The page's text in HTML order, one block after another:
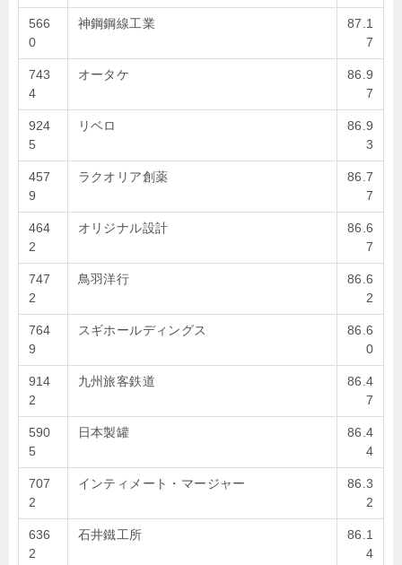
566
0
神鋼鋼線工業
87.1
7
743
4
オータケ
86.9
7
924
5
リベロ
86.9
3
457
9
ラクオリア創薬
86.7
7
464
2
オリジナル設計
86.6
7
747
2
鳥羽洋行
86.6
2
764
9
スギホールディングス
86.6
0
914
2
九州旅客鉄道
86.4
7
590
5
日本製罐
86.4
4
707
2
インティメート・マージャー
86.3
2
636
2
石井鐵工所
86.1
4